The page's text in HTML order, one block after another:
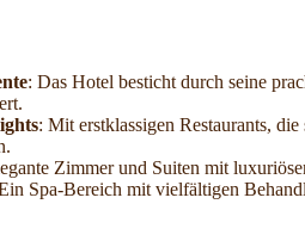
: Das Hotel besticht durch seine
: Mit erstklassigen Restaurants,
Zimmer und Suiten mit
Spa-Bereich mit vielfältigen